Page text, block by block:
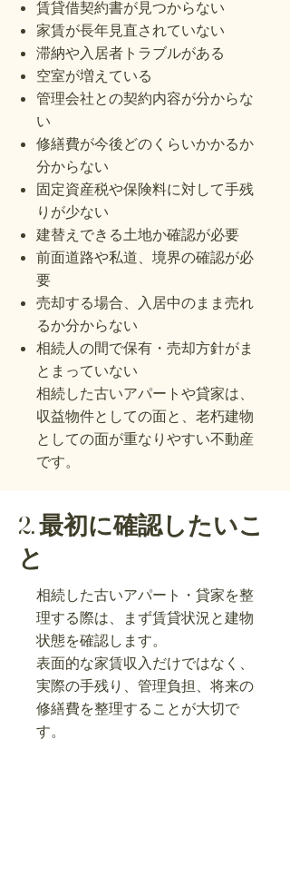
賃貸借契約書が見つからない
家賃が長年見直されていない
滞納や入居者トラブルがある
空室が増えている
管理会社との契約内容が分からな
い
修繕費が今後どのくらいかかるか
分からない
固定資産税や保険料に対して手残
りが少ない
建替えできる土地か確認が必要
前面道路や私道、境界の確認が必
要
売却する場合、入居中のまま売れ
るか分からない
相続人の間で保有・売却方針がま
とまっていない
相続した古いアパートや貸家は、
収益物件としての面と、老朽建物
としての面が重なりやすい不動産
です。
2. 最初に確認したいこ
と
相続した古いアパート・貸家を整
理する際は、まず賃貸状況と建物
状態を確認します。
表面的な家賃収入だけではなく、
実際の手残り、管理負担、将来の
修繕費を整理することが大切で
す。